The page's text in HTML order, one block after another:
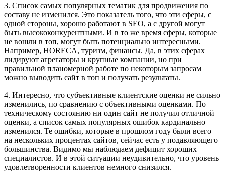
3. Список самых популярных тематик для продвижения по
составу не изменился. Это показатель того, что эти сферы, с
одной стороны, хорошо работают в SEO, а с другой могут
быть высококонкурентными. И в то же время сферы, которые
не вошли в топ, могут быть потенциально интересными.
Например, HORECA, туризм, финансы. Да, в этих сферах
лидируют агрегаторы и крупные компании, но при
правильной планомерной работе по некоторым запросам
можно выводить сайт в топ и получать результаты.
4. Интересно, что субъективные клиентские оценки не сильно
изменились, по сравнению с объективными оценками. По
техническому состоянию ни один сайт не получил отличной
оценки, а список самых популярных ошибок кардинально
изменился. Те ошибки, которые в прошлом году были всего
на нескольких процентах сайтов, сейчас есть у подавляющего
большинства. Видимо мы наблюдаем дефицит хороших
специалистов. И в этой ситуации неудивительно, что уровень
удовлетворенности клиентов немного снизился.